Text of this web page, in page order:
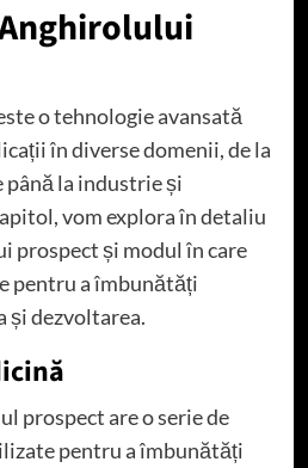
o tehnologie avansată
în diverse domenii, de la
până la industrie și
vom explora în detaliu
prospect și modul în care
pentru a îmbunătăți
și dezvoltarea.
prospect are o serie de
pentru a îmbunătăți